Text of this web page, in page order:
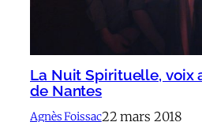
La Nuit Spirituelle, voix
de Nantes
Agnès Foissac22 mars 2018